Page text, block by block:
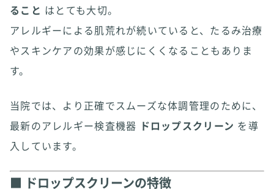
ること はとても大切。
アレルギーによる肌荒れが続いていると、たるみ治療
やスキンケアの効果が感じにくくなることもありま
す。
当院では、より正確でスムーズな体調管理のために、
最新のアレルギー検査機器 ドロップスクリーン を導
入しています。
■ ドロップスクリーンの特徴